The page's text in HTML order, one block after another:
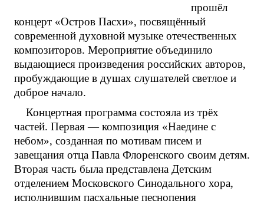
прошёл
концерт «Остров Пасхи», посвящённый
современной духовной музыке отечественных
композиторов. Мероприятие объединило
выдающиеся произведения российских авторов,
пробуждающие в душах слушателей светлое и
доброе начало.
Концертная программа состояла из трёх
частей. Первая — композиция «Наедине с
небом», созданная по мотивам писем и
завещания отца Павла Флоренского своим детям.
Вторая часть была представлена Детским
отделением Московского Синодального хора,
исполнившим пасхальные песнопения